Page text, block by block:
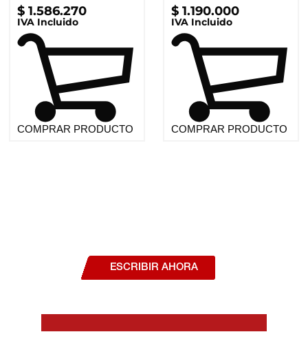
$ 1.586.270
IVA Incluido
COMPRAR PRODUCTO
$ 1.190.000
IVA Incluido
COMPRAR PRODUCTO
ESCRIBIR AHORA